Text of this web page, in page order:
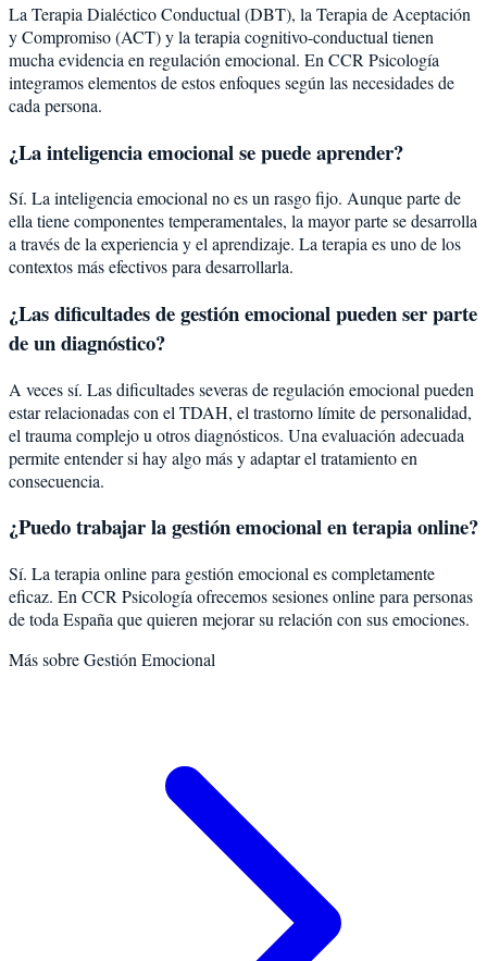
La Terapia Dialéctico Conductual (DBT), la Terapia de Aceptación
y Compromiso (ACT) y la terapia cognitivo-conductual tienen
mucha evidencia en regulación emocional. En CCR Psicología
integramos elementos de estos enfoques según las necesidades de
cada persona.
¿La inteligencia emocional se puede aprender?
Sí. La inteligencia emocional no es un rasgo fijo. Aunque parte de
ella tiene componentes temperamentales, la mayor parte se desarrolla
a través de la experiencia y el aprendizaje. La terapia es uno de los
contextos más efectivos para desarrollarla.
¿Las dificultades de gestión emocional pueden ser parte
de un diagnóstico?
A veces sí. Las dificultades severas de regulación emocional pueden
estar relacionadas con el TDAH, el trastorno límite de personalidad,
el trauma complejo u otros diagnósticos. Una evaluación adecuada
permite entender si hay algo más y adaptar el tratamiento en
consecuencia.
¿Puedo trabajar la gestión emocional en terapia online?
Sí. La terapia online para gestión emocional es completamente
eficaz. En CCR Psicología ofrecemos sesiones online para personas
de toda España que quieren mejorar su relación con sus emociones.
Más sobreGestión Emocional